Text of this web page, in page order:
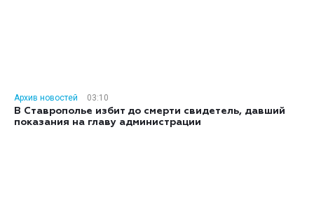
Архив новостей
03:10
В Ставрополье избит до смерти свидетель, давший
показания на главу администрации